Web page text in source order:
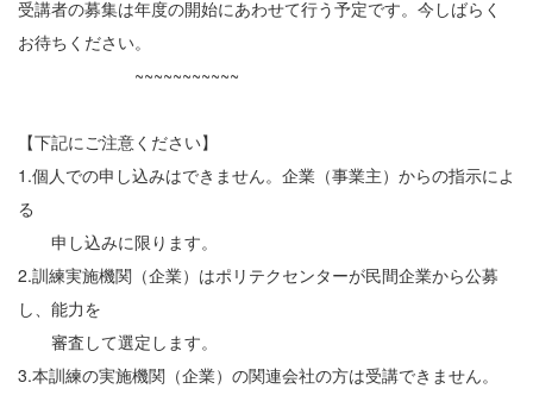
受講者の募集は年度の開始にあわせて行う予定です。今しばらく
お待ちください。
~~~~~~~~~~~
【下記にご注意ください】
1.個人での申し込みはできません。企業（事業主）からの指示によ
る
申し込みに限ります。
2.訓練実施機関（企業）はポリテクセンターが民間企業から公募
し、能力を
審査して選定します。
3.本訓練の実施機関（企業）の関連会社の方は受講できません。